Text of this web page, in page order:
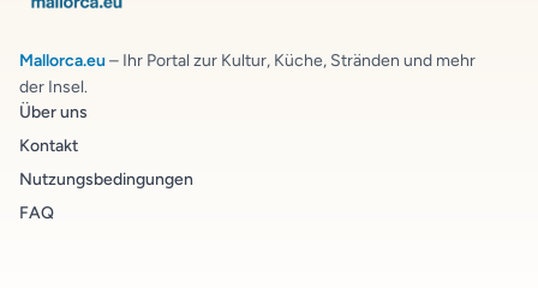
Mallorca.eu – Ihr Portal zur Kultur, Küche, Stränden und mehr
der Insel.
Über uns
Kontakt
Nutzungsbedingungen
FAQ